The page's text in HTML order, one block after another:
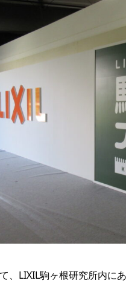
、LIXIL駒ヶ根研究所内に